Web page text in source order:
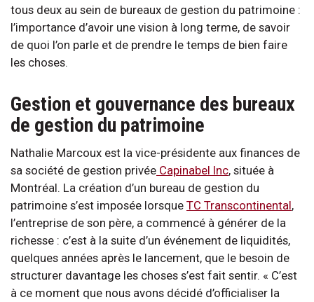
tous deux au sein de bureaux de gestion du patrimoine :
l’importance d’avoir une vision à long terme, de savoir
de quoi l’on parle et de prendre le temps de bien faire
les choses.
Gestion et gouvernance des bureaux
de gestion du patrimoine
Nathalie Marcoux est la vice-présidente aux finances de
sa société de gestion privée Capinabel Inc, située à
Montréal. La création d’un bureau de gestion du
patrimoine s’est imposée lorsque TC Transcontinental,
l’entreprise de son père, a commencé à générer de la
richesse : c’est à la suite d’un événement de liquidités,
quelques années après le lancement, que le besoin de
structurer davantage les choses s’est fait sentir. « C’est
à ce moment que nous avons décidé d’officialiser la